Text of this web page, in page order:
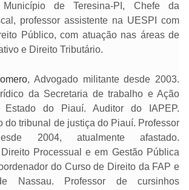
de Teresina-PI, Chefe da
professor assistente na UESPI com
Público, com atuação nas áreas de
e Direito Tributário.
, Advogado militante desde 2003.
da Secretaria de trabalho e Ação
Estado do Piauí. Auditor do IAPEP.
do tribunal de justiça do Piauí. Professor
2004, atualmente afastado.
Processual e em Gestão Pública
do Curso de Direito da FAP e
Nassau. Professor de cursinhos